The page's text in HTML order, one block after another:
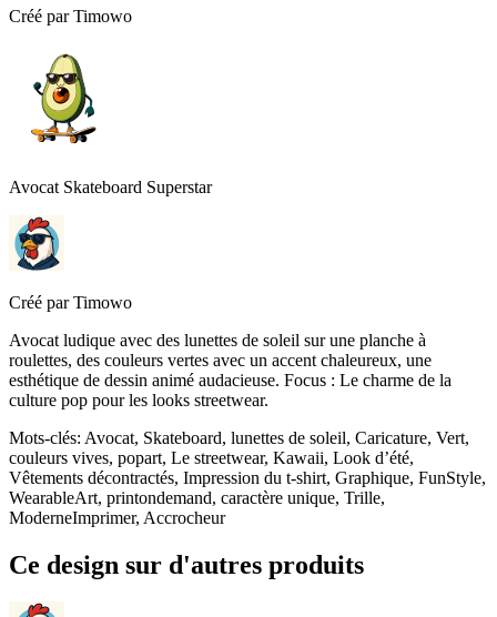
Créé par Timowo
Avocat Skateboard Superstar
Créé par Timowo
Avocat ludique avec des lunettes de soleil sur une planche à
roulettes, des couleurs vertes avec un accent chaleureux, une
esthétique de dessin animé audacieuse. Focus : Le charme de la
culture pop pour les looks streetwear.
Mots-clés: Avocat, Skateboard, lunettes de soleil, Caricature, Vert,
couleurs vives, popart, Le streetwear, Kawaii, Look d’été,
Vêtements décontractés, Impression du t-shirt, Graphique, FunStyle,
WearableArt, printondemand, caractère unique, Trille,
ModerneImprimer, Accrocheur
Ce design sur d'autres produits